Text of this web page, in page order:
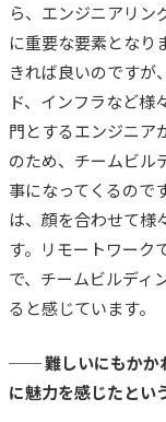
ら、エンジニアリン
に重要な要素となり
きれば良いのですが
ド、インフラなど様
門とするエンジニア
のため、チームビル
事になってくるのです
は、顔を合わせて様
す。リモートワーク
で、チームビルディ
ると感じています。
── 難しいにもかか
に魅力を感じたとい